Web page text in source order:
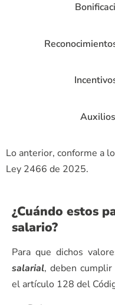
Lo anterior, conforme a
Ley 2466 de 2025.
¿Cuándo estos
salario?
Para que dichos
salarial, deben
el artículo 128 del